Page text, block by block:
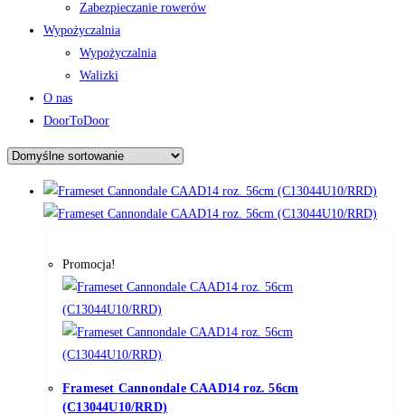
Zabezpieczanie rowerów
Wypożyczalnia
Wypożyczalnia
Walizki
O nas
DoorToDoor
Promocja!
Frameset Cannondale CAAD14 roz. 56cm
(C13044U10/RRD)